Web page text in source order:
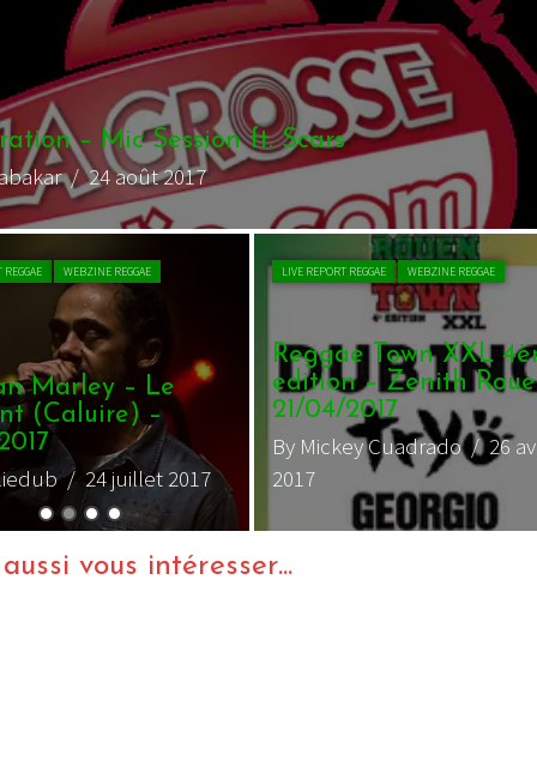
– Mic Session ft. Scars
/ 24 août 2017
WEBZINE REGGAE
Marley – Le
(Caluire) –
/ 24 juillet 2017
LIVE REPORT REGGAE WEBZINE REGGAE
Reggae Town XXL
edition – Zenith
21/04/2017
By Mickey Cuadrado/ 26
2017
vous intéresser...